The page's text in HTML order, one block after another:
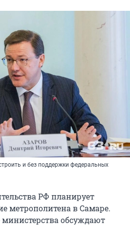
и без поддержки федеральных
РФ планирует
метрополитена в Самаре.
обсуждают